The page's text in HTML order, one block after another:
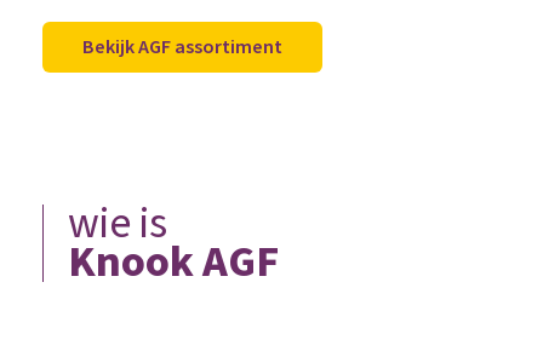
Bekijk AGF assortiment
wie is
Knook AGF